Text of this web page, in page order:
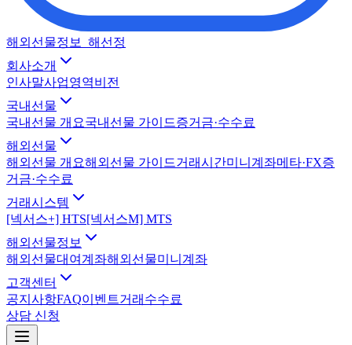
해외선물정보_해선정
회사소개
인사말사업영역비전
국내선물
국내선물 개요국내선물 가이드증거금·수수료
해외선물
해외선물 개요해외선물 가이드거래시간미니계좌메타·FX증
거금·수수료
거래시스템
[넥서스+] HTS[넥서스M] MTS
해외선물정보
해외선물대여계좌해외선물미니계좌
고객센터
공지사항FAQ이벤트거래수수료
상담 신청